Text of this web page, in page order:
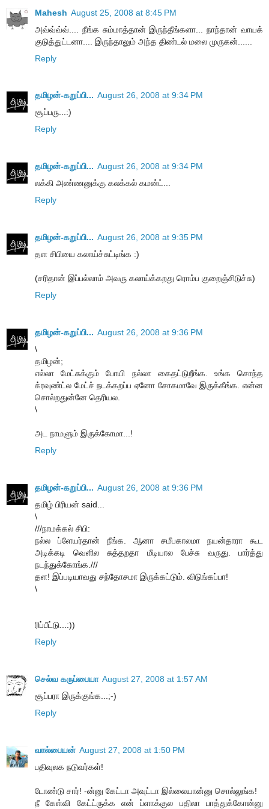
Mahesh August 25, 2008 at 8:45 PM
அவ்வ்வ்வ்.... நீங்க சும்மாத்தான் இருந்தீங்களா... நாந்தான் வாயக்
குடுத்துட்டனா.... இருந்தாலும் அந்த திண்டல் மலை முருகன்......
Reply
தமிழன்-கறுப்பி... August 26, 2008 at 9:34 PM
சூப்பரு...:)
Reply
தமிழன்-கறுப்பி... August 26, 2008 at 9:34 PM
லக்கி அண்ணனுக்கு கலக்கல் கமன்ட்...
Reply
தமிழன்-கறுப்பி... August 26, 2008 at 9:35 PM
தள சிபியை கலாய்ச்சுட்டிங்க :)
(சரிதான் இப்பல்லாம் அவரு கலாய்க்கறது ரொம்ப குறைஞ்சிடுச்சு)
Reply
தமிழன்-கறுப்பி... August 26, 2008 at 9:36 PM
\
தமிழன்;
எல்லா மேட்சுக்கும் போயி நல்லா கைதட்டுறீங்க. உங்க சொந்த
க்ரவுண்ட்ல மேட்ச் நடக்கறப்ப ஏனோ சோகமாவே இருக்கீங்க. என்ன
சொல்றதுன்னே தெரியல.
\
அட நாமளும் இருக்கோமா...!
Reply
தமிழன்-கறுப்பி... August 26, 2008 at 9:36 PM
தமிழ் பிரியன் said...
\
///நாமக்கல் சிபி:
நல்ல ப்ளேயர்தான் நீங்க. ஆனா சமீபகாலமா நயன்தாரா கூட
அடிக்கடி வெளில சுத்தறதா மீடியால பேச்சு வருது. பார்த்து
நடந்துக்கோங்க.///
தள! இப்படியாவது சந்தோசமா இருக்கட்டும். விடுங்கப்பா!
\
ரிப்பீட்டு...:))
Reply
செல்வ கருப்பையா August 27, 2008 at 1:57 AM
சூப்பரா இருக்குங்க...;-)
Reply
வால்பையன் August 27, 2008 at 1:50 PM
பதிவுலக நடுவர்கள்!
டோண்டு சார்! -ன்னு கேட்டா அவுட்டா இல்லையான்னு சொல்லுங்க!
நீ கேள்வி கேட்ட்ருக்க என் ப்ளாக்குல பதிலா பாத்துக்கோன்னு